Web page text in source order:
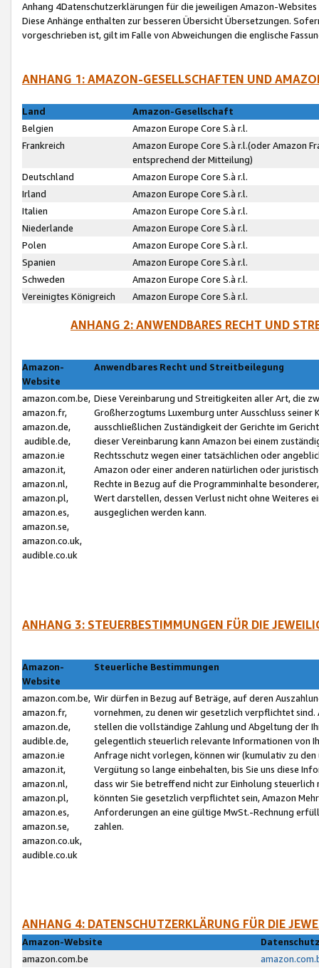
Anhang 4Datenschutzerklärungen für die jeweiligen Amazon-Websites
Diese Anhänge enthalten zur besseren Übersicht Übersetzungen.
vorgeschrieben ist, gilt im Falle von Abweichungen die englische
ANHANG 1: AMAZON-GESELLSCHAFTEN UND
Land
Amazon-Gesellschaft
Belgien
Amazon Europe Core S.à r.l.
Frankreich
Amazon Europe Core S.à r.l.(oder Amazon
entsprechend der Mitteilung)
Deutschland
Amazon Europe Core S.à r.l.
Irland
Amazon Europe Core S.à r.l.
Italien
Amazon Europe Core S.à r.l.
Niederlande
Amazon Europe Core S.à r.l.
Polen
Amazon Europe Core S.à r.l.
Spanien
Amazon Europe Core S.à r.l.
Schweden
Amazon Europe Core S.à r.l.
Vereinigtes Königreich
Amazon Europe Core S.à r.l.
ANHANG 2: ANWENDBARES RECHT UND
Amazon-
Website
Anwendbares Recht und Streitbeilegung
amazon.com.be,
amazon.fr,
amazon.de,
audible.de,
amazon.ie
amazon.it,
amazon.nl,
amazon.pl,
amazon.es,
amazon.se,
amazon.co.uk,
audible.co.uk
Diese Vereinbarung und Streitigkeiten aller Art, die
Großherzogtums Luxemburg unter Ausschluss
ausschließlichen Zuständigkeit der Gerichte im
dieser Vereinbarung kann Amazon bei einem
Rechtsschutz wegen einer tatsächlichen oder
Amazon oder einer anderen natürlichen oder
Rechte in Bezug auf die Programminhalte
Wert darstellen, dessen Verlust nicht ohne Weiteres
ausgeglichen werden kann.
ANHANG 3: STEUERBESTIMMUNGEN FÜR DIE
Amazon-
Website
Steuerliche Bestimmungen
amazon.com.be,
amazon.fr,
amazon.de,
audible.de,
amazon.ie
amazon.it,
amazon.nl,
amazon.pl,
amazon.es,
amazon.se,
amazon.co.uk,
audible.co.uk
Wir dürfen in Bezug auf Beträge, auf deren
vornehmen, zu denen wir gesetzlich verpflichtet
stellen die vollständige Zahlung und Abgeltung der
gelegentlich steuerlich relevante Informationen von
Anfrage nicht vorlegen, können wir (kumulativ zu
Vergütung so lange einbehalten, bis Sie uns diese
dass wir Sie betreffend nicht zur Einholung
könnten Sie gesetzlich verpflichtet sein, Amazon
Anforderungen an eine gültige MwSt.-Rechnung
zahlen.
ANHANG 4: DATENSCHUTZERKLÄRUNG FÜR DIE
Amazon-Website
amazon.com.be